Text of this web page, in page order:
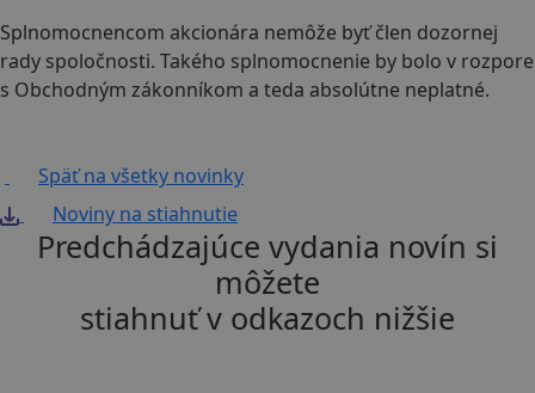
Splnomocnencom akcionára nemôže byť člen dozornej
rady spoločnosti. Takého splnomocnenie by bolo v rozpore
s Obchodným zákonníkom a teda absolútne neplatné.
Späť na všetky novinky
Noviny na stiahnutie
Predchádzajúce vydania novín si
môžete
stiahnuť v odkazoch nižšie